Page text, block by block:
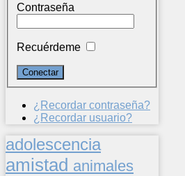
Contraseña
Recuérdeme
¿Recordar contraseña?
¿Recordar usuario?
adolescencia
amistad animales